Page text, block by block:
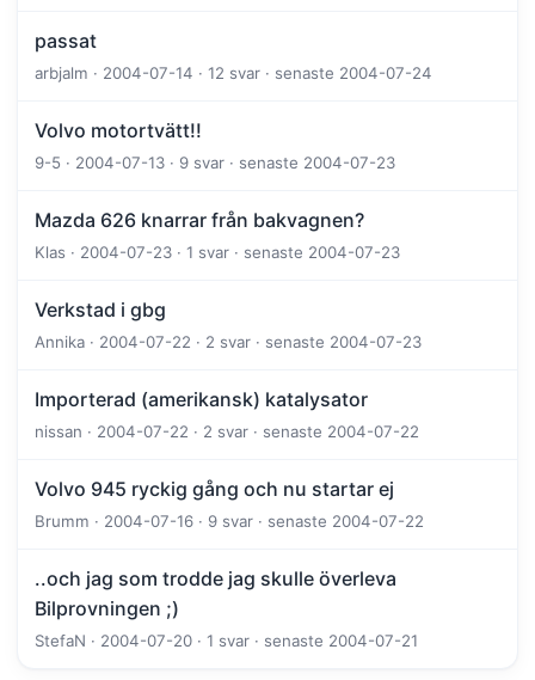
passat
arbjalm · 2004-07-14 · 12 svar · senaste 2004-07-24
Volvo motortvätt!!
9-5 · 2004-07-13 · 9 svar · senaste 2004-07-23
Mazda 626 knarrar från bakvagnen?
Klas · 2004-07-23 · 1 svar · senaste 2004-07-23
Verkstad i gbg
Annika · 2004-07-22 · 2 svar · senaste 2004-07-23
Importerad (amerikansk) katalysator
nissan · 2004-07-22 · 2 svar · senaste 2004-07-22
Volvo 945 ryckig gång och nu startar ej
Brumm · 2004-07-16 · 9 svar · senaste 2004-07-22
..och jag som trodde jag skulle överleva
Bilprovningen ;)
StefaN · 2004-07-20 · 1 svar · senaste 2004-07-21